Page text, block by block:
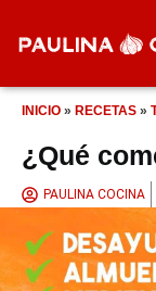
INICIO » RECETAS »
¿Qué
PAULINA COCINA